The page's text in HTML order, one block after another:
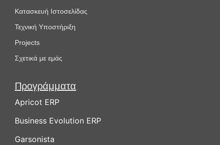
Κατασκευή Ιστοσελίδας
Τεχνική Υποστήριξη
Projects
Σχετικά με εμάς
Προγράμματα
Apricot ERP
Business Evolution ERP
Garsonista